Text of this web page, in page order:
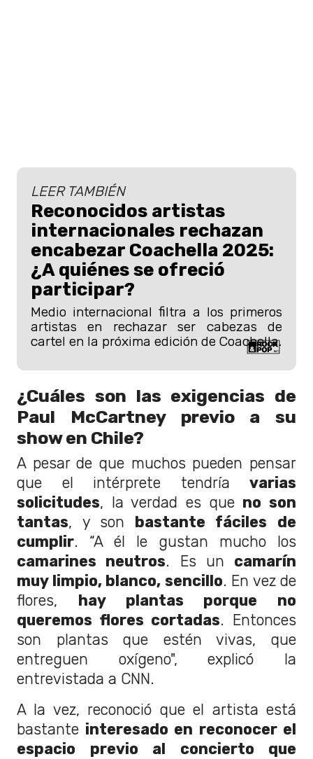
LEER TAMBIÉN
Reconocidos artistas
internacionales rechazan
encabezar Coachella 2025:
¿A quiénes se ofreció
participar?
Medio internacional filtra a los primeros
artistas en rechazar ser cabezas de
cartel en la próxima edición de Coachella.
¿Cuáles son las exigencias de
Paul McCartney previo a su
show en Chile?
A pesar de que muchos pueden pensar
que el intérprete tendría varias
solicitudes, la verdad es que no son
tantas, y son bastante fáciles de
cumplir. “A él le gustan mucho los
camarines neutros. Es un camarín
muy limpio, blanco, sencillo. En vez de
flores, hay plantas porque no
queremos flores cortadas. Entonces
son plantas que estén vivas, que
entreguen oxígeno", explicó la
entrevistada a CNN.
A la vez, reconoció que el artista está
bastante interesado en reconocer el
espacio previo al concierto que